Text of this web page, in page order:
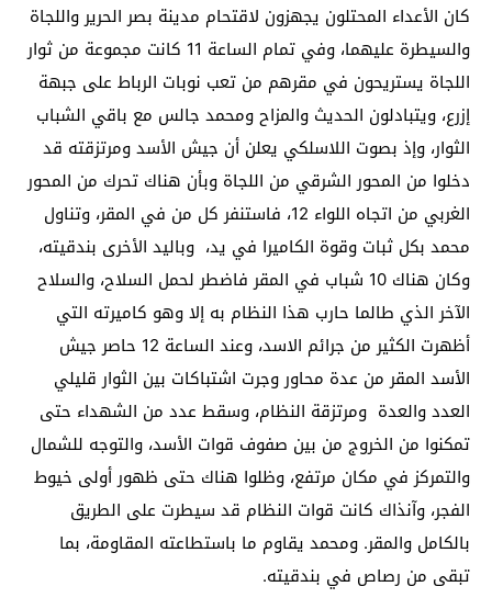
كان الأعداء المحتلون يجهزون لاقتحام مدينة بصر الحرير واللجاة
والسيطرة عليهما، وفي تمام الساعة 11 كانت مجموعة من ثوار
اللجاة يستريحون في مقرهم من تعب نوبات الرباط على جبهة
إزرع، ويتبادلون الحديث والمزاح ومحمد جالس مع باقي الشباب
الثوار، وإذ بصوت اللاسلكي يعلن أن جيش الأسد ومرتزقته قد
دخلوا من المحور الشرقي من اللجاة وبأن هناك تحرك من المحور
الغربي من اتجاه اللواء 12، فاستنفر كل من في المقر، وتناول
محمد بكل ثبات وقوة الكاميرا في يد، وباليد الأخرى بندقيته،
وكان هناك 10 شباب في المقر فاضطر لحمل السلاح، والسلاح
الآخر الذي طالما حارب هذا النظام به إلا وهو كاميرته التي
أظهرت الكثير من جرائم الاسد، وعند الساعة 12 حاصر جيش
الأسد المقر من عدة محاور وجرت اشتباكات بين الثوار قليلي
العدد والعدة ومرتزقة النظام، وسقط عدد من الشهداء حتى
تمكنوا من الخروج من بين صفوف قوات الأسد، والتوجه للشمال
والتمركز في مكان مرتفع، وظلوا هناك حتى ظهور أولى خيوط
الفجر، وآنذاك كانت قوات النظام قد سيطرت على الطريق
بالكامل والمقر. ومحمد يقاوم ما باستطاعته المقاومة، بما
تبقى من رصاص في بندقيته.